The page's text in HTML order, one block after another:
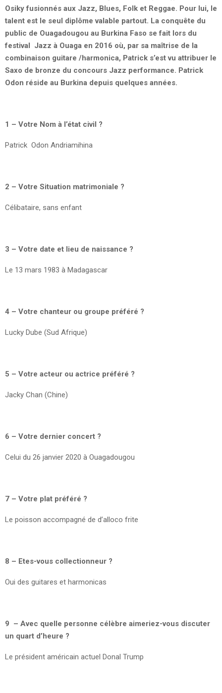
Osiky fusionnés aux Jazz, Blues, Folk et Reggae. Pour lui, le
talent est le seul diplôme valable partout. La conquête du
public de Ouagadougou au Burkina Faso se fait lors du
festival Jazz à Ouaga en 2016 où, par sa maîtrise de la
combinaison guitare /harmonica, Patrick s’est vu attribuer le
Saxo de bronze du concours Jazz performance. Patrick
Odon réside au Burkina depuis quelques années.
1 – Votre Nom à l’état civil ?
Patrick Odon Andriamihina
2 – Votre Situation matrimoniale ?
Célibataire, sans enfant
3 – Votre date et lieu de naissance ?
Le 13 mars 1983 à Madagascar
4 – Votre chanteur ou groupe préféré ?
Lucky Dube (Sud Afrique)
5 – Votre acteur ou actrice préféré ?
Jacky Chan (Chine)
6 – Votre dernier concert ?
Celui du 26 janvier 2020 à Ouagadougou
7 – Votre plat préféré ?
Le poisson accompagné de d’alloco frite
8 – Etes-vous collectionneur ?
Oui des guitares et harmonicas
9 – Avec quelle personne célèbre aimeriez-vous discuter
un quart d’heure ?
Le président américain actuel Donal Trump